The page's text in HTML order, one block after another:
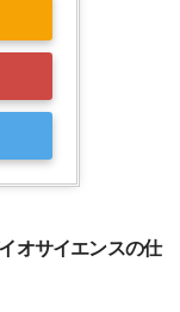
オサイエンスの仕